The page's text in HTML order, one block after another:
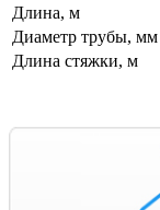
Длина, м
Диаметр трубы, мм
Длина стяжки, м